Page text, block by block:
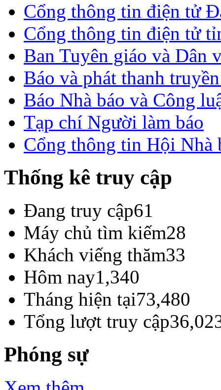
Cổng thông tin điện tử
Cổng thông tin điện tử
Ban Tuyên giáo và Dân
Báo và phát thanh
Báo Nhà báo và Công
Tạp chí Người làm báo
Cổng thông tin Hội Nhà
Thống kê truy cập
Đang truy cập61
Máy chủ tìm kiếm28
Khách viếng thăm33
Hôm nay1,340
Tháng hiện tại73,480
Tổng lượt truy cập
Phóng sự